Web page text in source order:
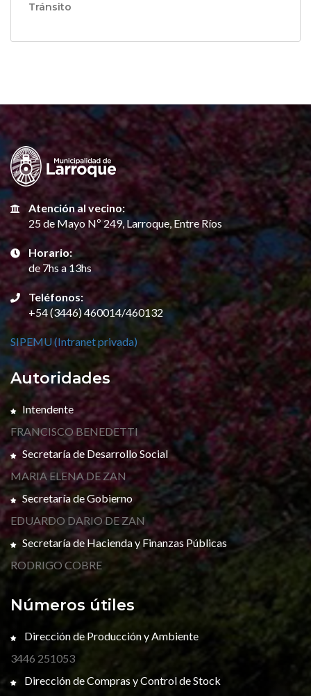
Tránsito
Atención al vecino:
25 de Mayo Nº 249, Larroque, Entre Ríos
Horario:
de 7hs a 13hs
Teléfonos:
+54 (3446) 460014/460132
SIPEMU (Intranet privada)
Autoridades
Intendente
FRANCISCO BENEDETTI
Secretaría de Desarrollo Social
MARIA ELENA DE ZAN
Secretaría de Gobierno
EDUARDO DARIO DE ZAN
Secretaría de Hacienda y Finanzas Públicas
RODRIGO COBRE
Números útiles
Dirección de Producción y Ambiente
3446 251053
Dirección de Compras y Control de Stock